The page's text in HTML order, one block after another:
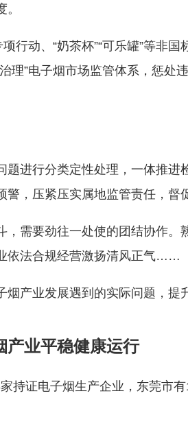
行动、“奶茶杯”“可乐罐”等
理”电子烟市场监管体系，惩
进行分类定性处理，一体推
，压紧压实属地监管责任，督
需要劲往一处使的团结协作
依法合规经营激扬清风正气……
产业发展遇到的实际问题，提
产业平稳健康运行
持证电子烟生产企业，东莞市